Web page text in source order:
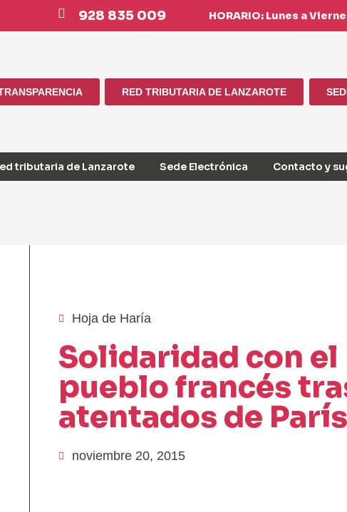
928 835 009 HORARIO: Lunes a
RED TRIBUTARIA DE LANZAROTE
tributaria de Lanzarote Sede Electrónica Contacto y
Hoja de Haría
Solidaridad con el
pueblo francés
atentados de París
noviembre 20, 2015